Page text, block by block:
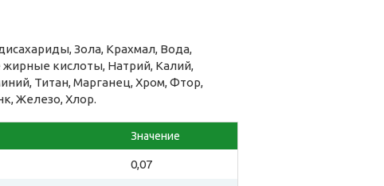
Зола, Крахмал, Вода,
кислоты, Натрий, Калий,
Титан, Марганец, Хром, Фтор,
Железо, Хлор.
Значение
0,07